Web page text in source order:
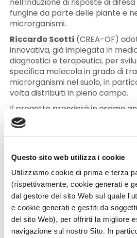
Questo sito web utilizza i cookie
Utilizziamo cookie di prima e terza
(rispettivamente, cookie generati e
dal gestore del sito Web sul quale
e cookie generati e gestiti da
del sito Web), per offrirti la migliore
navigazione sul nostro Sito. In
fungine da parte delle piante e
microrganismi.
Riccardo Scotti (CREA-OF)
innovativa, già impiegata in
diagnostici e terapeutici, per
specifica molecola in grado di
microrganismi nel suolo, in
volta distribuiti in pieno campo.
Il progetto prenderà in esame
economici:
(Dipartimento di Agraria,
Napoli) valuterà l’impatto dei
nell’utilizzo di tè di compost e
con finalità biostimolanti e di
valutando anche l’impatto sulle
sostenibilità (economica,
Infine,Paola Iovieno(CREA-
attività divulgative rivolte al
portatori di interesse in genere,